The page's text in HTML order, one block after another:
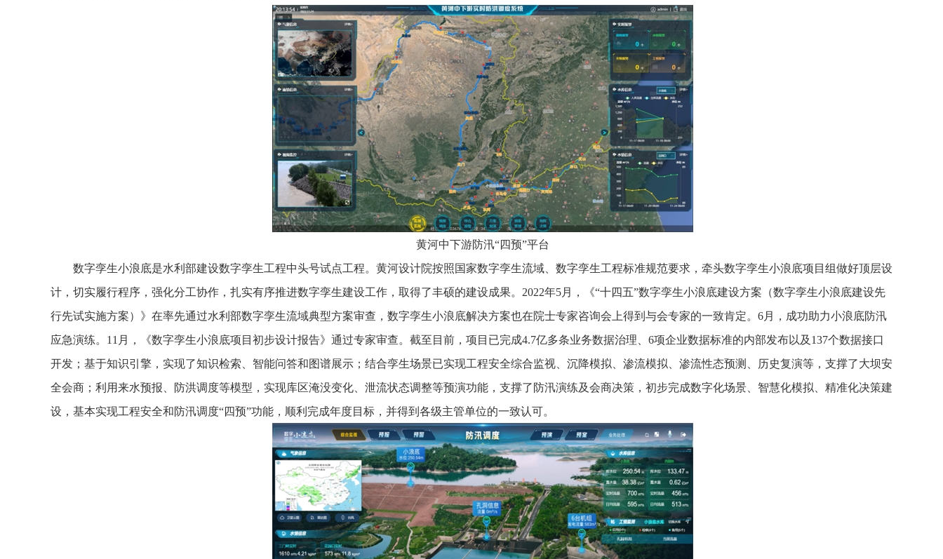
黄河中下游防汛“四预”平台
数字孪生小浪底是水利部建设数字孪生工程中头号试点工程。黄河设计院按照国家数字孪生流域、数字孪生工程标准规范要求，牵头数字孪生小浪底项目组做好顶层设
计，切实履行程序，强化分工协作，扎实有序推进数字孪生建设工作，取得了丰硕的建设成果。 2022年5月，《“十四五”数字孪生小浪底建设方案（数字孪生小浪底建设先
行先试实施方案）》在率先通过水利部数字孪生流域典型方案审查，数字孪生小浪底解决方案也在院士专家咨询会上得到与会专家的一致肯定。6月，成功助力小浪底防汛
应急演练。11月，《数字孪生小浪底项目初步设计报告》通过专家审查。截至目前，项目已完成4.7亿多条业务数据治理、6项企业数据标准的内部发布以及137个数据接口
开发；基于知识引擎，实现了知识检索、智能问答和图谱展示；结合孪生场景已实现工程安全综合监视、沉降模拟、渗流模拟、渗流性态预测、历史复演等，支撑了大坝安
全会商；利用来水预报、防洪调度等模型，实现库区淹没变化、泄流状态调整等预演功能，支撑了防汛演练及会商决策，初步完成数字化场景、智慧化模拟、精准化决策建
设，基本实现工程安全和防汛调度“四预”功能，顺利完成年度目标，并得到各级主管单位的一致认可。